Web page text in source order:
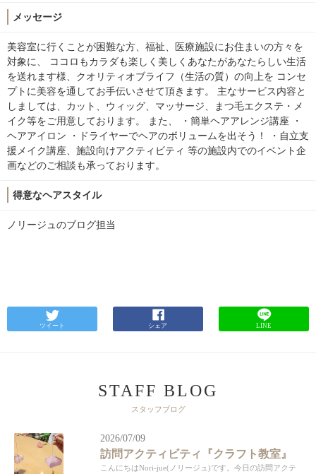
メッセージ
美容室に行くことが困難な方、福祉、医療施設にお住まいの方々を
対象に、 ココロもカラダも楽しく美しくあなたがあなたらしい生活
を送れます様、クオリティオブライフ（生活の質）の向上を コンセ
プトに美容を通してお手伝いさせて頂きます。 主なサービス内容と
しましては、カット、ウィッグ、マッサージ、まつ毛エクステ・メ
イク等をご用意しております。 また、 ・簡単ヘアアレンジ講座 ・
ヘアアイロン ・ドライヤーでヘアのボリュームを出そう！ ・自立支
援メイク講座、施設向けアクティビティ 等の施設内でのイベント企
画などのご相談も承っております。
得意なヘアスタイル
ノリージュのブログ担当
ツイート シェア LINE
STAFF BLOG
スタッフブログ
2026/07/09
訪問アクティビティ『クラフト教室』
こんにちはNori-jue(ノリージュ)です。今日の訪問アクテ